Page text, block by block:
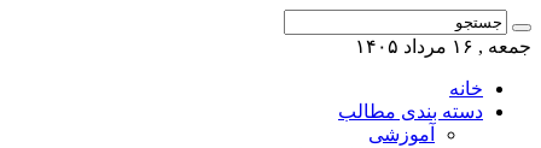
جمعه , ۱۶ مرداد ۱۴۰۵
خانه
دسته بندی مطالب
آموزشی